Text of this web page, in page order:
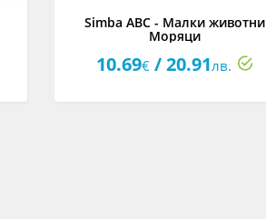
Simba ABC - Малки животни
Моряци
10.69€ / 20.91лв.